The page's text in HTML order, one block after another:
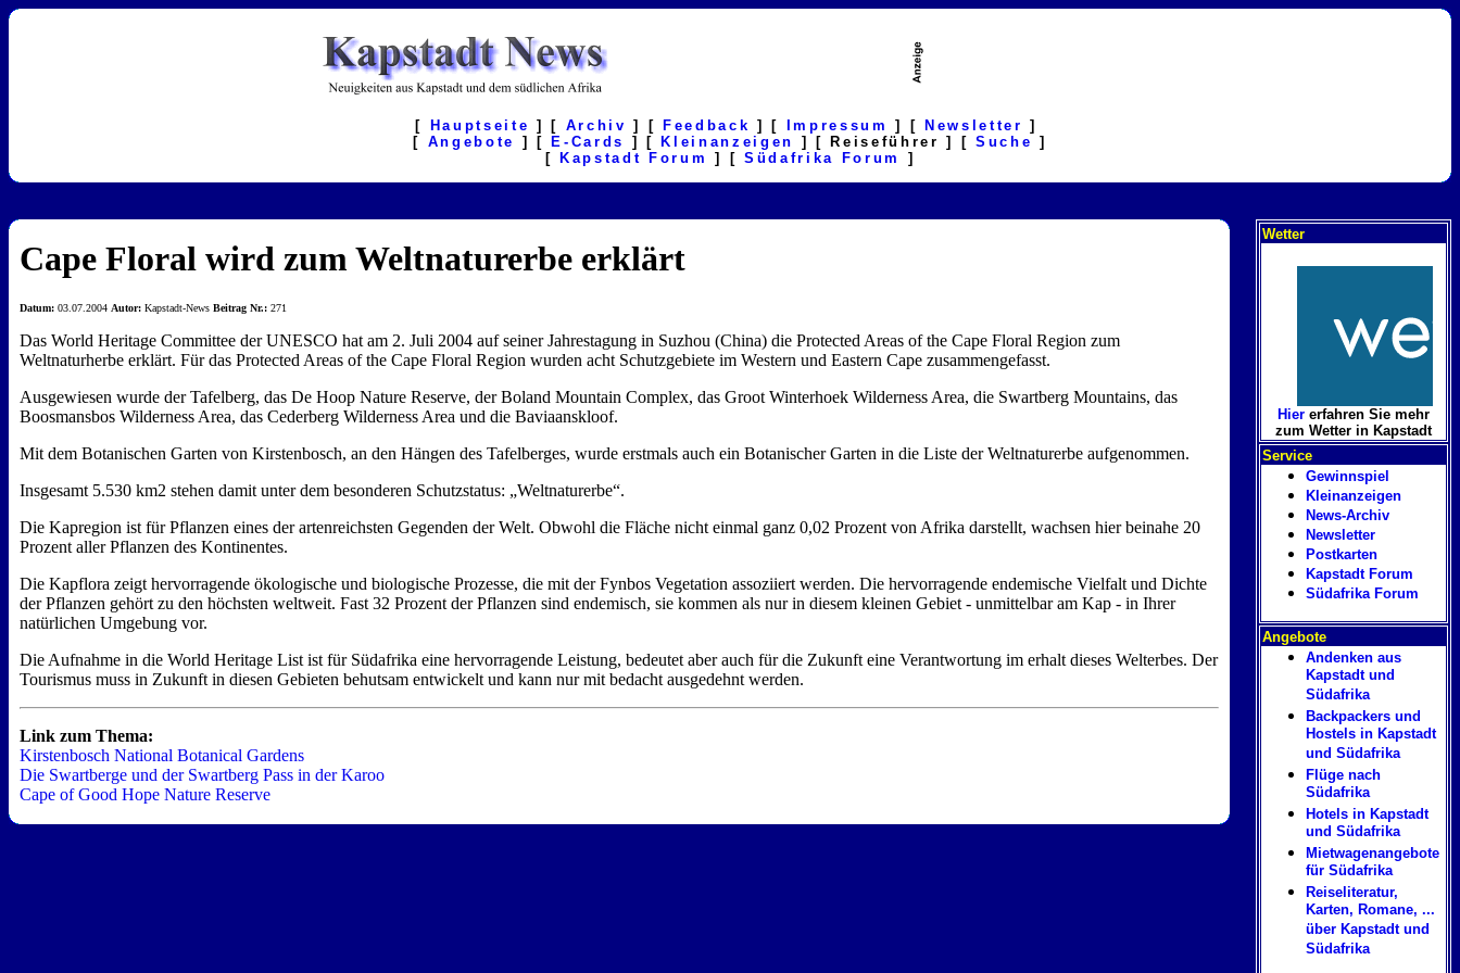
[ Hauptseite ] [ Archiv ] [ Feedback ] [ Impressum ] [ Newsletter ]
[ Angebote ] [ E-Cards ] [ Kleinanzeigen ] [ Reiseführer ] [Suche ]
[
Kapstadt Forum ] [ Südafrika Forum ]
Cape Floral wird zum Weltnaturerbe erklärt
Datum: 03.07.2004 Autor: Kapstadt-News Beitrag Nr.: 271
Das World Heritage Committee der UNESCO hat am 2. Juli 2004 auf seiner Jahrestagung in Suzhou (China) die Protected Areas of the Cape Floral Region zum
Weltnaturherbe erklärt. Für das Protected Areas of the Cape Floral Region wurden acht Schutzgebiete im Western und Eastern Cape zusammengefasst.
Ausgewiesen wurde der Tafelberg, das De Hoop Nature Reserve, der Boland Mountain Complex, das Groot Winterhoek Wilderness Area, die Swartberg Mountains, das
Boosmansbos Wilderness Area, das Cederberg Wilderness Area und die Baviaanskloof.
Mit dem Botanischen Garten von Kirstenbosch, an den Hängen des Tafelberges, wurde erstmals auch ein Botanischer Garten in die Liste der Weltnaturerbe aufgenommen.
Insgesamt 5.530 km2 stehen damit unter dem besonderen Schutzstatus: „Weltnaturerbe“.
Die Kapregion ist für Pflanzen eines der artenreichsten Gegenden der Welt. Obwohl die Fläche nicht einmal ganz 0,02 Prozent von Afrika darstellt, wachsen hier beinahe 20
Prozent aller Pflanzen des Kontinentes.
Die Kapflora zeigt hervorragende ökologische und biologische Prozesse, die mit der Fynbos Vegetation assoziiert werden. Die hervorragende endemische Vielfalt und Dichte
der Pflanzen gehört zu den höchsten weltweit. Fast 32 Prozent der Pflanzen sind endemisch, sie kommen als nur in diesem kleinen Gebiet - unmittelbar am Kap - in Ihrer
natürlichen Umgebung vor.
Die Aufnahme in die World Heritage List ist für Südafrika eine hervorragende Leistung, bedeutet aber auch für die Zukunft eine Verantwortung im erhalt dieses Welterbes. Der
Tourismus muss in Zukunft in diesen Gebieten behutsam entwickelt und kann nur mit bedacht ausgedehnt werden.
Link zum Thema:
Kirstenbosch National Botanical Gardens
Die Swartberge und der Swartberg Pass in der Karoo
Cape of Good Hope Nature Reserve
Wetter
Hier erfahren Sie mehr
zum Wetter in Kapstadt
Service
Gewinnspiel
Kleinanzeigen
News-Archiv
Newsletter
Postkarten
Kapstadt Forum
Südafrika Forum
Angebote
Andenken aus
Kapstadt und
Südafrika
Backpackers und
Hostels in Kapstadt
und Südafrika
Flüge nach
Südafrika
Hotels in Kapstadt
und Südafrika
Mietwagenangebote
für Südafrika
Reiseliteratur,
Karten, Romane, ...
über Kapstadt und
Südafrika